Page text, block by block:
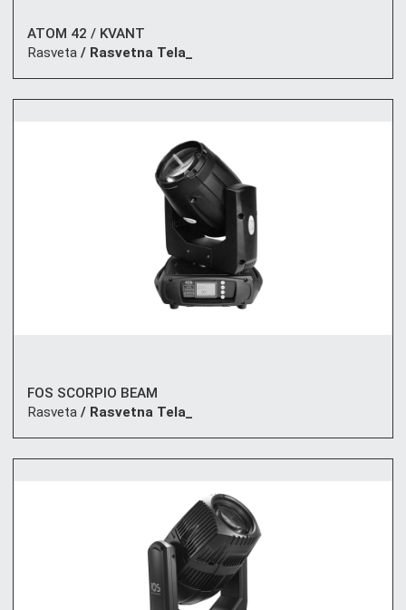
ATOM 42 / KVANT
Rasveta / Rasvetna Tela_
FOS SCORPIO BEAM
Rasveta / Rasvetna Tela_